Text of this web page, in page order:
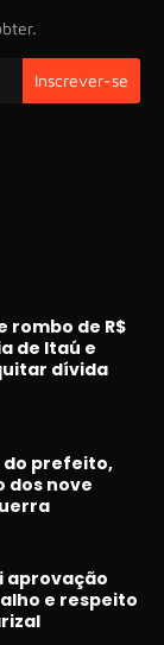
rombo de R$
de Itaú e
dívida
do prefeito,
dos nove
aprovação
e respeito